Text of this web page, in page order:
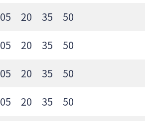
05 20 35 50
05 20 35 50
05 20 35 50
05 20 35 50